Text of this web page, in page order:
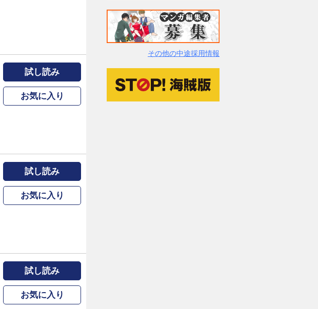
試し読み
お気に入り
試し読み
お気に入り
試し読み
お気に入り
その他の中途採用情報